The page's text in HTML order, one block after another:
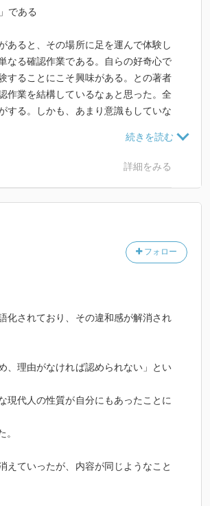
しい。
である
あると、その場所に足を運んで体験し
なる確認作業である。自らの好奇心で
することにこそ興味がある。との著者
作業を結構しているなぁと思った。全
する。しかも、あまり意識もしていな
を広げることができた。そして、中に
るエッセイから何か一つでも面白い
私の場合は価値ある一冊であった。
詳細をみる
フォロー
化されており、その違和感が解消され
、理由がなければ認められない」とい
現代人の性質が自分にもあったことに
えていったが、内容が同じようなこと